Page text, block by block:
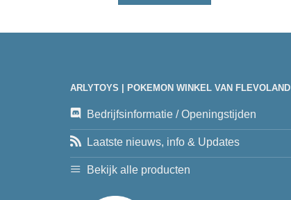
ARLYTOYS | POKEMON WINKEL VAN FLEVOLAND
Bedrijfsinformatie / Openingstijden
Laatste nieuws, info & Updates
Bekijk alle producten